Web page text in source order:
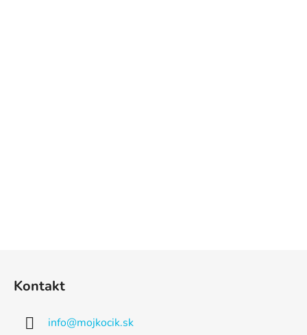
Kontakt
info@mojkocik.sk